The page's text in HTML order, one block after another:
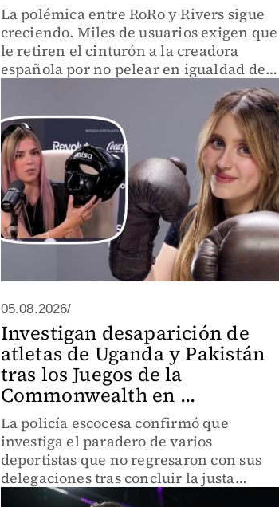
La polémica entre RoRo y Rivers sigue
creciendo. Miles de usuarios exigen que
le retiren el cinturón a la creadora
española por no pelear en igualdad de
05.08.2026/
Investigan desaparición de
atletas de Uganda y Pakistán
tras los Juegos de la
Commonwealth en ...
La policía escocesa confirmó que
investiga el paradero de varios
deportistas que no regresaron con sus
delegaciones tras concluir la justa
deportiva.